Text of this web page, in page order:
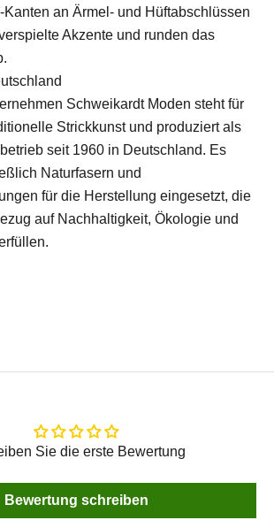
Kanten an Ärmel- und Hüftabschlüssen
Akzente und runden das
Schweikardt Moden steht für
Strickkunst und produziert als
seit 1960 in Deutschland. Es
Naturfasern und
für die Herstellung eingesetzt, die
auf Nachhaltigkeit, Ökologie und
Sie die erste Bewertung
Bewertung schreiben